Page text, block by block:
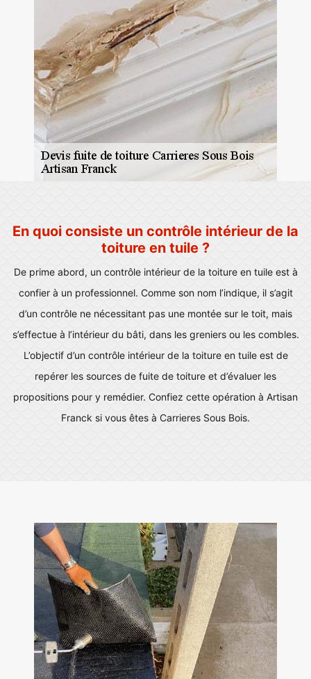
En quoi consiste un contrôle intérieur de la
toiture en tuile ?
De prime abord, un contrôle intérieur de la toiture en tuile est à
confier à un professionnel. Comme son nom l’indique, il s’agit
d’un contrôle ne nécessitant pas une montée sur le toit, mais
s’effectue à l’intérieur du bâti, dans les greniers ou les combles.
L’objectif d’un contrôle intérieur de la toiture en tuile est de
repérer les sources de fuite de toiture et d’évaluer les
propositions pour y remédier. Confiez cette opération à Artisan
Franck si vous êtes à Carrieres Sous Bois.